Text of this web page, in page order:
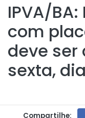
IPVA/
com
deve
sexta,
Compartilhe: